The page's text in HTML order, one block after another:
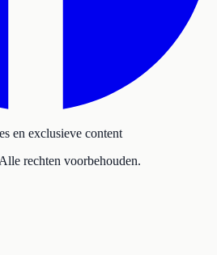
en exclusieve content
rechten voorbehouden.